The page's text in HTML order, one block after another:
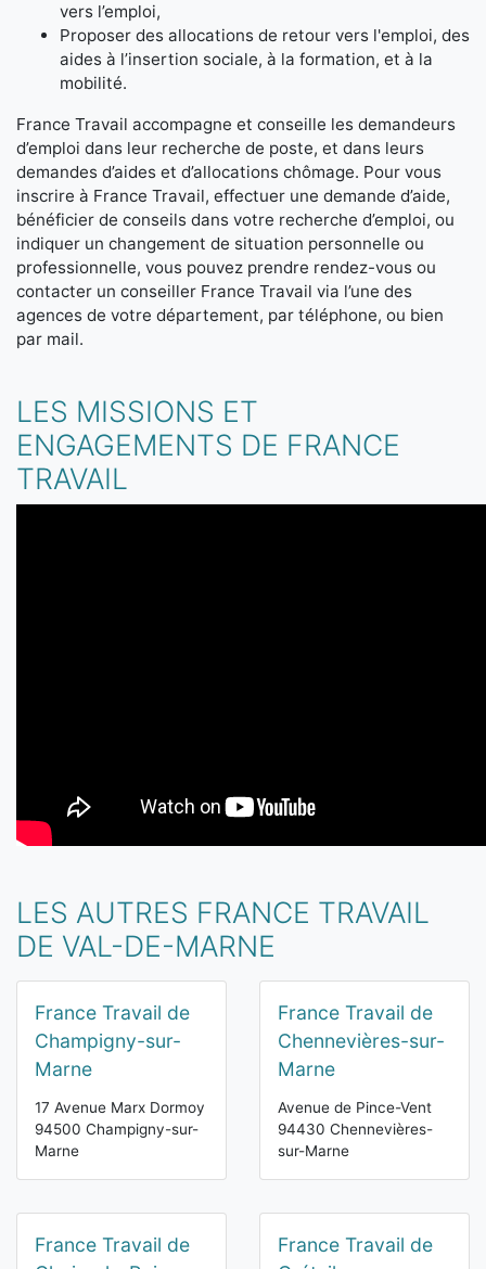
vers l’emploi,
Proposer des allocations de retour vers l'emploi, des
aides à l’insertion sociale, à la formation, et à la
mobilité.
France Travail accompagne et conseille les demandeurs
d’emploi dans leur recherche de poste, et dans leurs
demandes d’aides et d’allocations chômage. Pour vous
inscrire à France Travail, effectuer une demande d’aide,
bénéficier de conseils dans votre recherche d’emploi, ou
indiquer un changement de situation personnelle ou
professionnelle, vous pouvez prendre rendez-vous ou
contacter un conseiller France Travail via l’une des
agences de votre département, par téléphone, ou bien
par mail.
LES MISSIONS ET
ENGAGEMENTS DE FRANCE
TRAVAIL
LES AUTRES FRANCE TRAVAIL
DE VAL-DE-MARNE
France Travail de
Champigny-sur-
Marne
17 Avenue Marx Dormoy
94500 Champigny-sur-
Marne
France Travail de
Chennevières-sur-
Marne
Avenue de Pince-Vent
94430 Chennevières-
sur-Marne
France Travail de
France Travail de